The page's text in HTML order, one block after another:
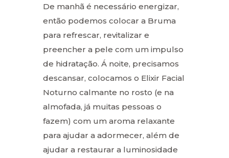
De manhã é necessário energizar,
então podemos colocar a Bruma
para refrescar, revitalizar e
preencher a pele com um impulso
de hidratação. Á noite, precisamos
descansar, colocamos o Elixir Facial
Noturno calmante no rosto (e na
almofada, já muitas pessoas o
fazem) com um aroma relaxante
para ajudar a adormecer, além de
ajudar a restaurar a luminosidade